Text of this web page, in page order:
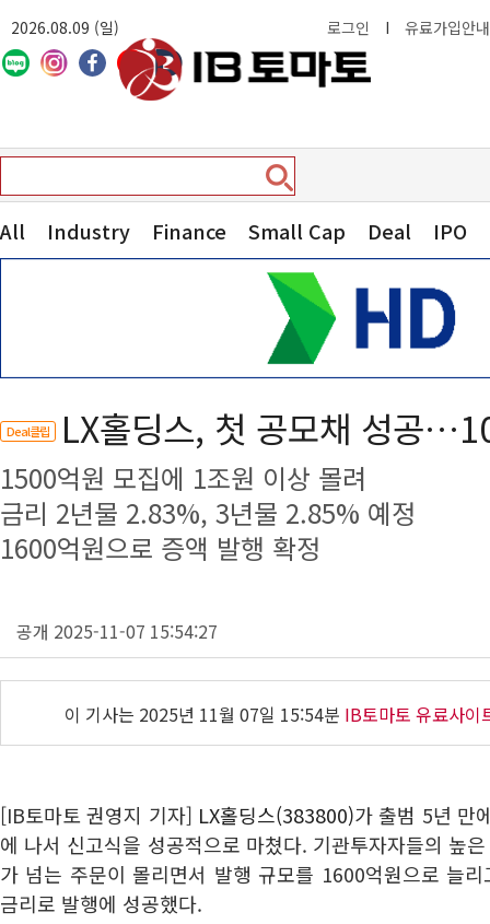
2026.08.09 (일) 로그인 I 유료가입안내
All Industry Finance Small Cap Deal IPO
Deal클립 LX홀딩스, 첫 공모채 성공
1500억원 모집에 1조원 이상 몰려
금리 2년물 2.83%, 3년물 2.85% 예정
1600억원으로 증액 발행 확정
공개 2025-11-07 15:54:27
이 기사는 2025년 11월 07일 15:54분 IB토마토 유료사이
[IB토마토 권영지 기자] LX홀딩스(383800)가 출범 5년 만
에 나서 신고식을 성공적으로 마쳤다. 기관투자자들의 높
가 넘는 주문이 몰리면서 발행 규모를 1600억원으로 늘
금리로 발행에 성공했다.